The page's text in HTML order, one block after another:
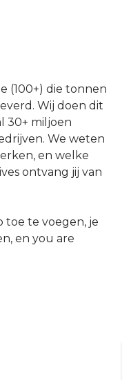
(100+) die tonnen
Wij doen dit
30+ miljoen
We weten
en welke
ontvang jij van
toe te voegen, je
en you are